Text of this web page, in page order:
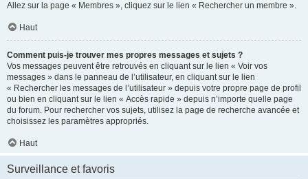
Allez sur la page « Membres », cliquez sur le lien « Rechercher un membre ».
Haut
Comment puis-je trouver mes propres messages et sujets ?
Vos messages peuvent être retrouvés en cliquant sur le lien « Voir vos
messages » dans le panneau de l’utilisateur, en cliquant sur le lien
« Rechercher les messages de l’utilisateur » depuis votre propre page de profil
ou bien en cliquant sur le lien « Accès rapide » depuis n’importe quelle page
du forum. Pour rechercher vos sujets, utilisez la page de recherche avancée et
choisissez les paramètres appropriés.
Haut
Surveillance et favoris